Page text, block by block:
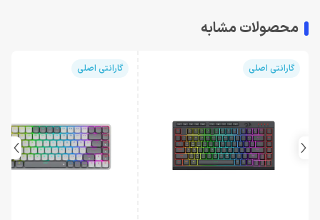
محصولات مشابه
گارانتی اصلی گارانتی اصلی